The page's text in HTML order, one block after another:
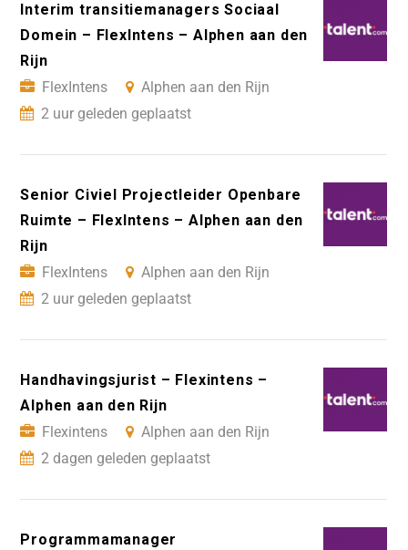
Interim transitiemanagers Sociaal
Domein – FlexIntens – Alphen aan den
Rijn
FlexIntens
Alphen aan den Rijn
2 uur geleden geplaatst
Senior Civiel Projectleider Openbare
Ruimte – FlexIntens – Alphen aan den
Rijn
FlexIntens
Alphen aan den Rijn
2 uur geleden geplaatst
Handhavingsjurist – Flexintens –
Alphen aan den Rijn
Flexintens
Alphen aan den Rijn
2 dagen geleden geplaatst
Programmamanager